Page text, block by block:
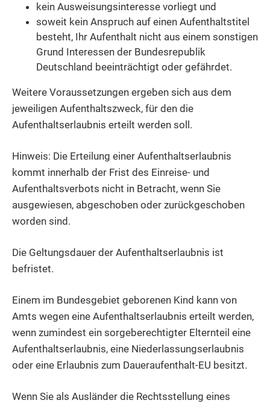
kein Ausweisungsinteresse vorliegt und
soweit kein Anspruch auf einen Aufenthaltstitel
besteht, Ihr Aufenthalt nicht aus einem sonstigen
Grund Interessen der Bundesrepublik
Deutschland beeinträchtigt oder gefährdet.
Weitere Voraussetzungen ergeben sich aus dem
jeweiligen Aufenthaltszweck, für den die
Aufenthaltserlaubnis erteilt werden soll.
Hinweis: Die Erteilung einer Aufenthaltserlaubnis
kommt innerhalb der Frist des Einreise- und
Aufenthaltsverbots nicht in Betracht, wenn Sie
ausgewiesen, abgeschoben oder zurückgeschoben
worden sind.
Die Geltungsdauer der Aufenthaltserlaubnis ist
befristet.
Einem im Bundesgebiet geborenen Kind kann von
Amts wegen eine Aufenthaltserlaubnis erteilt werden,
wenn zumindest ein sorgeberechtigter Elternteil eine
Aufenthaltserlaubnis, eine Niederlassungserlaubnis
oder eine Erlaubnis zum Daueraufenthalt-EU besitzt.
Wenn Sie als Ausländer die Rechtsstellung eines